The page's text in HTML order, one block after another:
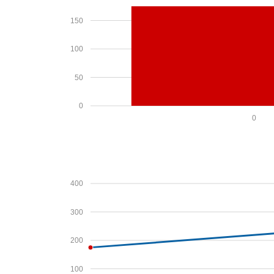
0
50
100
150
0
100
200
300
400